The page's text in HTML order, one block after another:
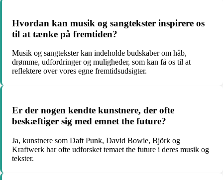
Hvordan kan musik og sangtekster inspirere os
til at tænke på fremtiden?
Musik og sangtekster kan indeholde budskaber om håb,
drømme, udfordringer og muligheder, som kan få os til at
reflektere over vores egne fremtidsudsigter.
Er der nogen kendte kunstnere, der ofte
beskæftiger sig med emnet the future?
Ja, kunstnere som Daft Punk, David Bowie, Björk og
Kraftwerk har ofte udforsket temaet the future i deres musik og
tekster.